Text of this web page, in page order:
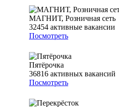
МАГНИТ, Розничная сеть
32454 активные вакансии
Посмотреть
Пятёрочка
36816 активных вакансий
Посмотреть